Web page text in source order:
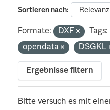
Sortieren nach
Formate: DXF Tags:
opendata
DSGKL
Ergebnisse filtern
Bitte versuch es mit